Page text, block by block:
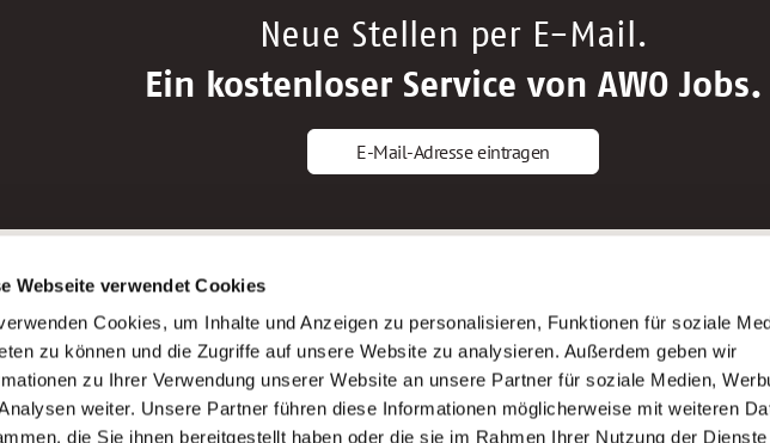
Webseite verwendet Cookies
Cookies, um Inhalte und Anzeigen zu personalisieren, Funktionen für soziale
zu können und die Zugriffe auf unsere Website zu analysieren. Außerdem geben wir
zu Ihrer Verwendung unserer Website an unsere Partner für soziale Medien,
weiter. Unsere Partner führen diese Informationen möglicherweise mit weiteren
die Sie ihnen bereitgestellt haben oder die sie im Rahmen Ihrer Nutzung der Dienste
Neue Stellen per E-Mail.
Ein kostenloser Service von AWO Jobs.
E-Mail-Adresse eintragen
Bewerbungstipps
Bewerbung als Altenpfleger*in
Bewerbung als Krankenpfleger*in
Bewerbung als Altenpflegehelfer*in
Bewerbung als Erzieher*in
AWO Gliederungen nach Bundesland
Stellenangebote nach Bundesländern
Sitemap
Impressum
Datenschutz